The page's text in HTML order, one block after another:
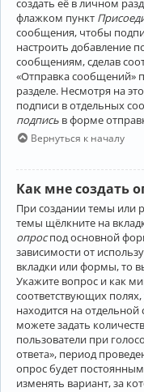
флажком пункт
сообщения, чтобы
настроить добавление
сообщениям, сделав
«Отправка сообщений»
разделе. Несмотря на
подписи в отдельных
подпись в форме
Вернуться к началу
Как мне создать
При создании темы или
темы щёлкните на
опроспод основной
зависимости от
вкладки или формы, то
Укажите вопрос и как
соответствующих
находится на отдельной
можете задать
пользователи при
ответа», период
опрос будет
изменять вариант, за